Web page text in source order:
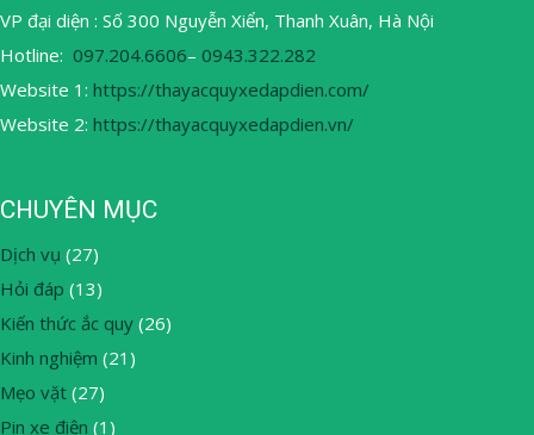
VP đại diện : Số 300 Nguyễn Xiển, Thanh Xuân, Hà Nội
Hotline: 097.204.6606– 0943.322.282
Website 1: https://thayacquyxedapdien.com/
Website 2: https://thayacquyxedapdien.vn/
CHUYÊN MỤC
Dịch vụ (27)
Hỏi đáp (13)
Kiến thức ắc quy (26)
Kinh nghiệm (21)
Mẹo vặt (27)
Pin xe điện (1)